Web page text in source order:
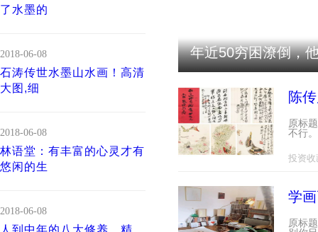
了水墨的
2018-06-08
石涛传世水墨山水画！高清
大图,细
2018-06-08
林语堂：有丰富的心灵才有
悠闲的生
2018-06-08
人到中年的八大修养，精
年近50穷困潦倒，
陈
原标
不行
投资收
学
原标